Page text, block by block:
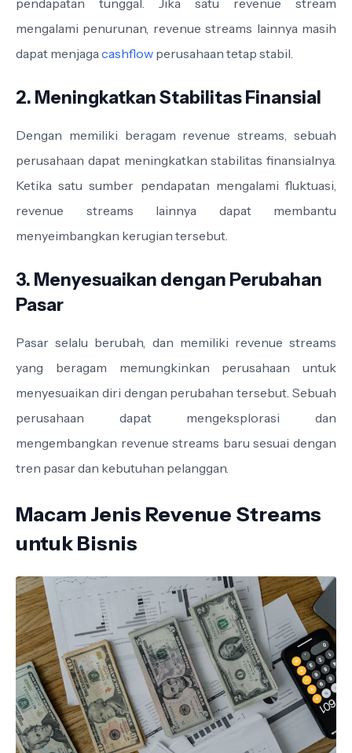
pendapatan tunggal. Jika satu revenue stream
mengalami penurunan, revenue streams lainnya masih
dapat menjagacashflow perusahaan tetap stabil.
2. Meningkatkan Stabilitas Finansial
Dengan memiliki beragam revenue streams, sebuah
perusahaan dapat meningkatkan stabilitas finansialnya.
Ketika satu sumber pendapatan mengalami fluktuasi,
revenue streams lainnya dapat membantu
menyeimbangkan kerugian tersebut.
3. Menyesuaikan dengan Perubahan
Pasar
Pasar selalu berubah, dan memiliki revenue streams
yang beragam memungkinkan perusahaan untuk
menyesuaikan diri dengan perubahan tersebut. Sebuah
perusahaan dapat mengeksplorasi dan
mengembangkan revenue streams baru sesuai dengan
tren pasar dan kebutuhan pelanggan.
Macam Jenis Revenue Streams
untuk Bisnis